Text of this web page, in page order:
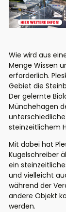
Wie wird aus
Menge Wissen
erforderlich.
Gebiet die
Der gelernte
Münchehagen
steinzeitlichem
Mit dabei hat
Kugelschreiber
ein
und vielleicht
während der
andere Objekt
werden.